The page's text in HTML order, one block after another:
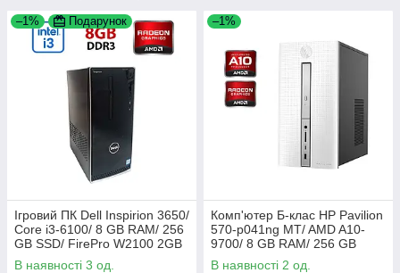
–1% Подарунок
Ігровий ПК Dell Inspirion 3650/
Core i3-6100/ 8 GB RAM/ 256
GB SSD/ FirePro W2100 2GB
В наявності 3 од.
–1%
Комп'ютер Б-клас HP Pavilion
570-p041ng MT/ AMD A10-
9700/ 8 GB RAM/ 256 GB
SSD/ Radeon R5 M435 2GB
В наявності 2 од.